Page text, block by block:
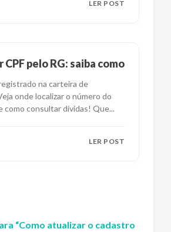
LER POST
pelo RG: saiba como
na carteira de
onde localizar o número do
como consultar dívidas! Que...
LER POST
“Como atualizar o cadastro